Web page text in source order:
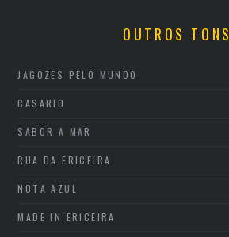
OUTROS TONS
JAGOZES PELO MUNDO
CASARIO
SABOR A MAR
RUA DA ERICEIRA
NOTA AZUL
MADE IN ERICEIRA